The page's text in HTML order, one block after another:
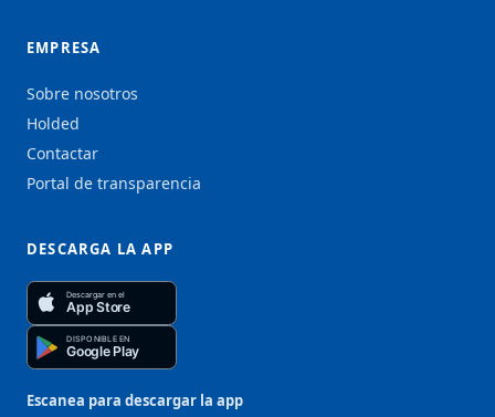
EMPRESA
Sobre nosotros
Holded
Contactar
Portal de transparencia
DESCARGA LA APP
Descargar en el
App Store
DISPONIBLE EN
Google Play
Escanea para descargar la app